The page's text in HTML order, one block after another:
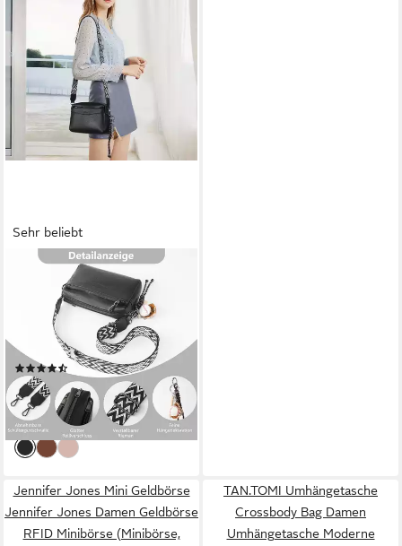
Sehr beliebt
Umhängetasche Damen
Schultertasche Klein
Handtasche Crossbody Bag
Henkeltasche (Tasche mit viel
Stauraum), Für Pendeln Reise
Campus Sport Rucksäcke
(36)
26,94 € UVP56,00 €
-52%
lieferbar - in 3-4 Werktagen bei dir
Jennifer Jones Mini Geldbörse
Jennifer Jones Damen Geldbörse
RFID Minibörse (Minibörse,
TAN.TOMI Umhängetasche
Crossbody Bag Damen
Umhängetasche Moderne